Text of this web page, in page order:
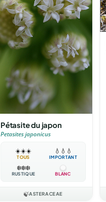
Pétasite du japon
Petasites japonicus
☀️☀️☀️
TOUS
💧 💧 💧
IMPORTANT
❄️❄️❄️
RUSTIQUE BLANC
🍃ASTERACEAE